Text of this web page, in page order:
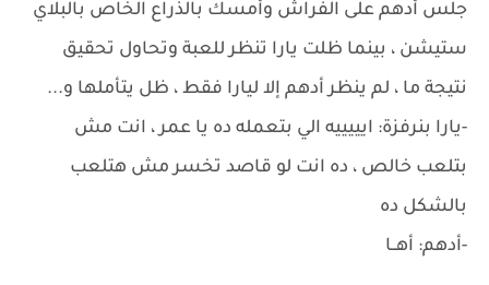
جلس أدهم على الفراش وأمسك بالذراع الخاص بالبلاي
ستيشن ، بينما ظلت يارا تنظر للعبة وتحاول تحقيق
نتيجة ما ، لم ينظر أدهم إلا ليارا فقط ، ظل يتأملها و...
-يارا بنرفزة: ايييييه الي بتعمله ده يا عمر ، انت مش
بتلعب خالص ، ده انت لو قاصد تخسر مش هتلعب
بالشكل ده
-أدهم: أهــا